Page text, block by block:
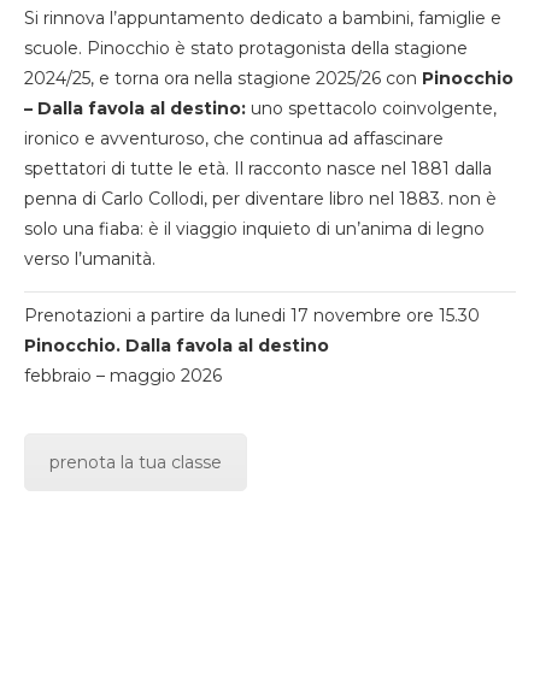
Si rinnova l’appuntamento dedicato a bambini, famiglie e
scuole. Pinocchio è stato protagonista della stagione
2024/25, e torna ora nella stagione 2025/26 con Pinocchio
– Dalla favola al destino: uno spettacolo coinvolgente,
ironico e avventuroso, che continua ad affascinare
spettatori di tutte le età. Il racconto nasce nel 1881 dalla
penna di Carlo Collodi, per diventare libro nel 1883. non è
solo una fiaba: è il viaggio inquieto di un’anima di legno
verso l’umanità.
Prenotazioni a partire da lunedi 17 novembre ore 15.30
Pinocchio. Dalla favola al destino
febbraio – maggio 2026
prenota la tua classe